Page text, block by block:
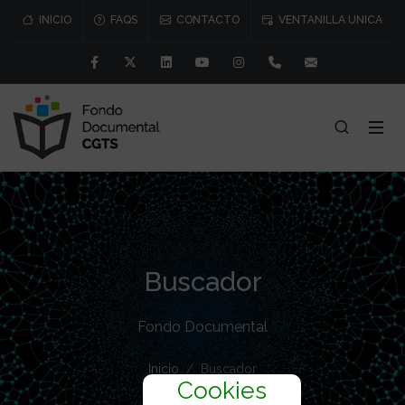
Cookies
INICIO FAQS CONTACTO VENTANILLA UNICA
FacebookTwitter LinkedinYoutubeInstagram91 541 57 76/77
Buscador
Fondo Documental
Inicio Buscador